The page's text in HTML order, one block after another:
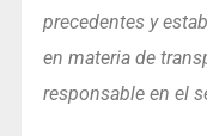
precedentes y
en materia de
responsable en el